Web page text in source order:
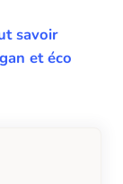
savoir
et éco